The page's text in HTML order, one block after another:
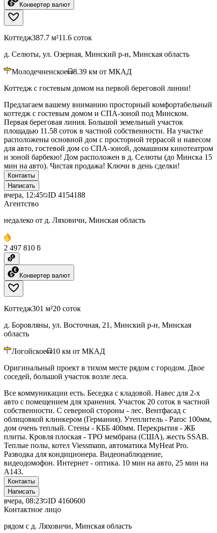
Конвертер валют
Коттедж387.7 м²11.6 соток
д. Селюты, ул. Озерная, Минский р-н, Минская область
Молодечненское 8.39 км от МКАД
Коттедж с гостевым домом на первой береговой линии!
Предлагаем вашему вниманию просторный комфортабельный
коттедж с гостевым домом и СПА-зоной под Минском.
Первая береговая линия. Большой земельный участок
площадью 11.58 соток в частной собственности. На участке
расположены основной дом с просторной террасой и навесом
для авто, гостевой дом со СПА-зоной, домашним кинотеатром
и зоной барбекю! Дом расположен в д. Селюты (до Минска 15
мин на авто). Чистая продажа! Ключи в день сделки!
Контакты
Написать
вчера, 12:45 ID 4154188
Агентство
недалеко от д. Ляховичи, Минская область
2 497 810 ƃ
Конвертер валют
Коттедж301 м²20 соток
д. Боровляны, ул. Восточная, 21, Минский р-н, Минская
область
Логойское 10 км от МКАД
Оригинальный проект в тихом месте рядом с городом. Двое
соседей, большой участок возле леса.
Все коммуникации есть. Беседка с кладовой. Навес для 2-х
авто с помещением для хранения. Участок 20 соток в частной
собственности. С северной стороны - лес. Вентфасад с
облицовкой клинкером (Германия). Утеплитель - Paroc 100мм,
дом очень теплый. Стены - КББ 400мм. Перекрытия - ЖБ
плиты. Кровля плоская - TPO мембрана (США), жесть SSAB.
Теплые полы, котел Viessmann, автоматика MyHeat Pro.
Разводка для кондиционера. Видеонаблюдение,
видеодомофон. Интернет - оптика. 10 мин на авто, 25 мин на
А143.
Контакты
Написать
вчера, 08:23 ID 4160600
Контактное лицо
рядом с д. Ляховичи, Минская область